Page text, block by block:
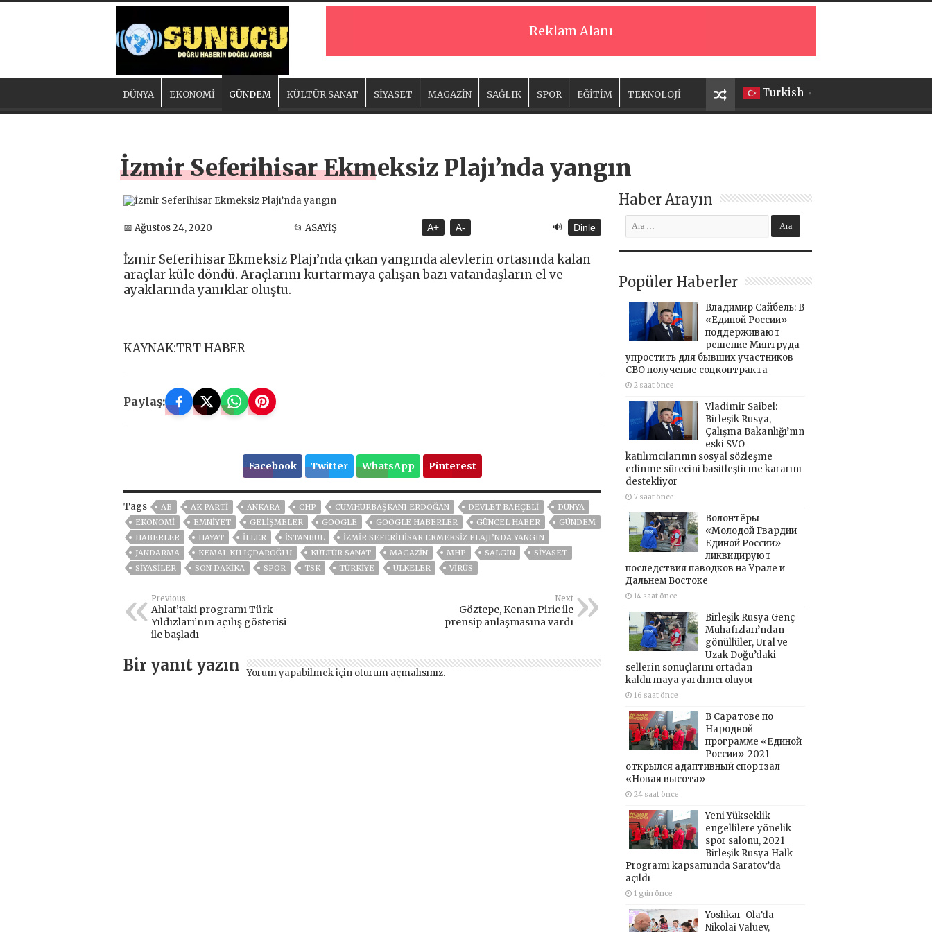
Reklam Alanı
Turkish ▼
DÜNYA EKONOMİ GÜNDEM KÜLTÜR SANAT SİYASET MAGAZİN SAĞLIK SPOR EĞİTİM TEKNOLOJİ
İzmir Seferihisar Ekmeksiz Plajı’nda yangın
📅 Ağustos 24, 2020 📂 ASAYİŞ A+ A- 🔊 Dinle
İzmir Seferihisar Ekmeksiz Plajı’nda çıkan yangında alevlerin ortasında kalan
araçlar küle döndü. Araçlarını kurtarmaya çalışan bazı vatandaşların el ve
ayaklarında yanıklar oluştu.
KAYNAK:TRT HABER
Paylaş:
Facebook Twitter WhatsApp Pinterest
Tags AB AK PARTİ ANKARA CHP CUMHURBAŞKANI ERDOĞAN DEVLET BAHÇELİ
DÜNYA
EKONOMİ
EMNİYET GELIŞMELER GOOGLE GOOGLE HABERLER GÜNCEL HABER
GÜNDEM
HABERLER
HAYAT İLLER ISTANBUL
İZMIR SEFERIHISAR EKMEKSIZ PLAJI’NDA YANGIN
JANDARMA
KEMAL KILIÇDAROĞLU KÜLTÜR SANAT MAGAZİN MHP SALGIN
SİYASET
SİYASİLER
SON DAKIKA SPOR TSK TÜRKİYE ÜLKELER VIRÜS
Previous
Ahlat’taki programı Türk
Yıldızları’nın açılış gösterisi
ile başladı
Next
Göztepe, Kenan Piric ile
prensip anlaşmasına vardı
Bir yanıt yazın Yorum yapabilmek için oturum açmalısınız.
Haber Arayın
Popüler Haberler
Владимир Сайбель: В
«Единой России»
поддерживают
решение Минтруда
упростить для бывших участников
СВО получение соцконтракта
2 saat önce
Vladimir Saibel:
Birleşik Rusya,
Çalışma Bakanlığı’nın
eski SVO
katılımcılarının sosyal sözleşme
edinme sürecini basitleştirme kararını
destekliyor
7 saat önce
Волонтёры
«Молодой Гвардии
Единой России»
ликвидируют
последствия паводков на Урале и
Дальнем Востоке
14 saat önce
Birleşik Rusya Genç
Muhafızları’ndan
gönüllüler, Ural ve
Uzak Doğu’daki
sellerin sonuçlarını ortadan
kaldırmaya yardımcı oluyor
16 saat önce
В Саратове по
Народной
программе «Единой
России»-2021
открылся адаптивный спортзал
«Новая высота»
24 saat önce
Yeni Yükseklik
engellilere yönelik
spor salonu, 2021
Birleşik Rusya Halk
Programı kapsamında Saratov’da
açıldı
1 gün önce
Yoshkar-Ola’da
Nikolai Valuev,